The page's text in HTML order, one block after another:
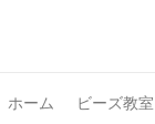
ホーム ビーズ教室